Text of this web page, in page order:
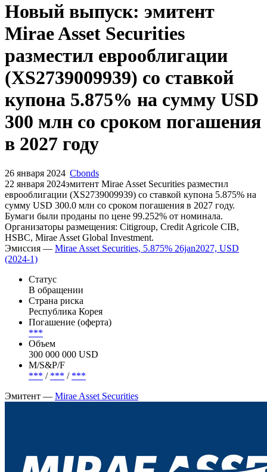
Новый выпуск: эмитент
Mirae Asset Securities
разместил еврооблигации
(XS2739009939) со ставкой
купона 5.875% на сумму USD
300 млн со сроком погашения
в 2027 году
26 января 2024 Cbonds
22 января 2024эмитент Mirae Asset Securities разместил
еврооблигации (XS2739009939) cо ставкой купона 5.875% на
сумму USD 300.0 млн со сроком погашения в 2027 году.
Бумаги были проданы по цене 99.252% от номинала.
Организаторы размещения: Citigroup, Credit Agricole CIB,
HSBC, Mirae Asset Global Investment.
Эмиссия — Mirae Asset Securities, 5.875% 26jan2027, USD
(2024-1)
Статус
В обращении
Страна риска
Республика Корея
Погашение (оферта)
***
Объем
300 000 000 USD
М/S&P/F
*** / *** / ***
Эмитент — Mirae Asset Securities